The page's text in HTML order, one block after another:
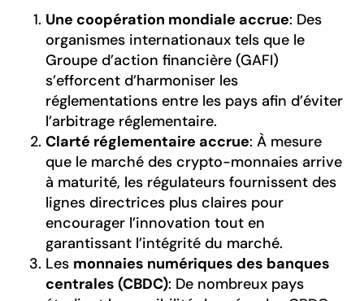
Une coopération mondiale accrue: Des
organismes internationaux tels que le
Groupe d’action financière (GAFI)
s’efforcent d’harmoniser les
réglementations entre les pays afin d’éviter
l’arbitrage réglementaire.
Clarté réglementaire accrue: À mesure
que le marché des crypto-monnaies arrive
à maturité, les régulateurs fournissent des
lignes directrices plus claires pour
encourager l’innovation tout en
garantissant l’intégrité du marché.
Les monnaies numériques des banques
centrales (CBDC): De nombreux pays